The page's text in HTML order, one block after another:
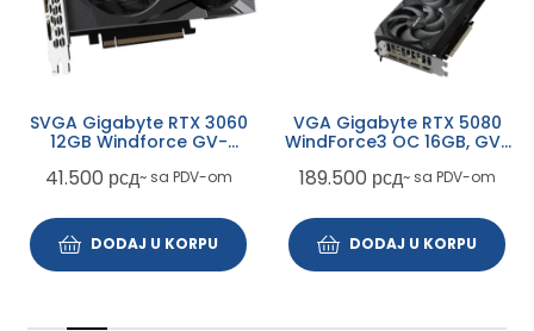
SVGA Gigabyte RTX 3060
12GB Windforce GV-
41.500 рсд~ sa PDV-om
DODAJ U KORPU
VGA Gigabyte RTX 5080
WindForce3 OC 16GB, GV-
189.500 рсд~ sa PDV-om
DODAJ U KORPU